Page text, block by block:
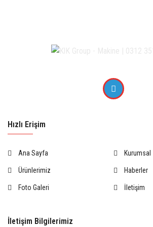
Hızlı Erişim
Ana Sayfa Kurumsal
Ürünlerimiz Haberler
Foto Galeri İletişim
İletişim Bilgilerimiz